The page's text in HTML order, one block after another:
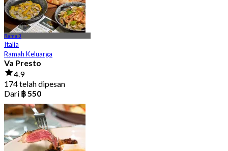
Rama 3
Italia
Ramah Keluarga
Va Presto
4.9
174 telah dipesan
Dari ฿ 550